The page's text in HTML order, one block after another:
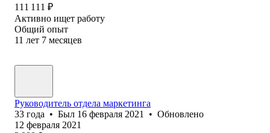
111 111 ₽
Активно ищет работу
Общий опыт
11 лет 7 месяцев
Руководитель отдела маркетинга
33 года • Был 16 февраля 2021 • Обновлено
12 февраля 2021